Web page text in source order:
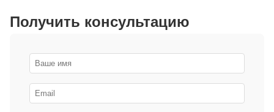
Получить консультацию